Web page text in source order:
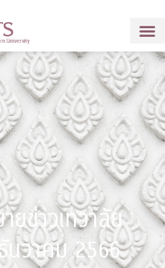
ยข่าวเทวาลัย
นวาคม 2566